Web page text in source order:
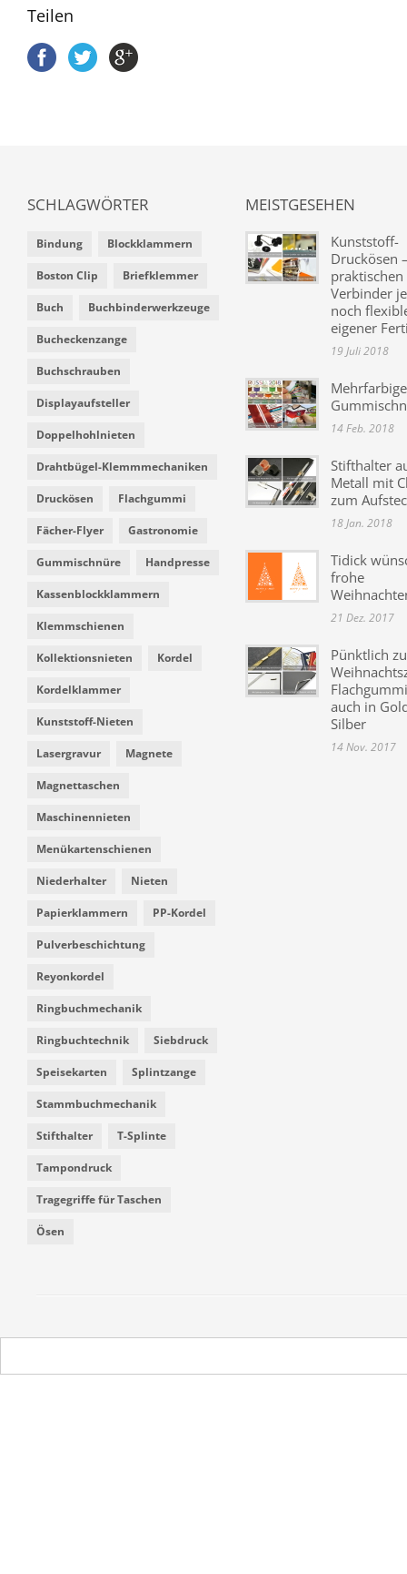
Teilen
SCHLAGWÖRTER
Bindung Blockklammern
Boston Clip Briefklemmer
Buch Buchbinderwerkzeuge
Bucheckenzange
Buchschrauben
Displayaufsteller
Doppelhohlnieten
Drahtbügel-Klemmmechaniken
Druckösen Flachgummi
Fächer-Flyer Gastronomie
Gummischnüre Handpresse
Kassenblockklammern
Klemmschienen
Kollektionsnieten Kordel
Kordelklammer
Kunststoff-Nieten
Lasergravur Magnete
Magnettaschen
Maschinennieten
Menükartenschienen
Niederhalter Nieten
Papierklammern PP-Kordel
Pulverbeschichtung
Reyonkordel
Ringbuchmechanik
Ringbuchtechnik Siebdruck
Speisekarten Splintzange
Stammbuchmechanik
Stifthalter T-Splinte
Tampondruck
Tragegriffe für Taschen
Ösen
MEISTGESEHEN
Kunststoff-
Druckösen
praktischen
Verbinder
noch
eigener
19 Juli 2018
Mehrfarbige
14 Feb. 2018
Stifthalter
Metall mit
zum
18 Jan. 2018
Tidick
frohe
21 Dez. 2017
Pünktlich
auch in
Silber
14 Nov. 2017